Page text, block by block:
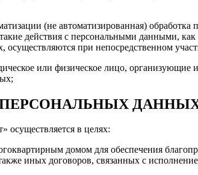
(не автоматизированная)
действия с персональными данными,
при непосредственном
или физическое лицо,
ПЕРСОНАЛЬНЫХ
в целях:
домом для обеспечения
иных договоров, связанных с